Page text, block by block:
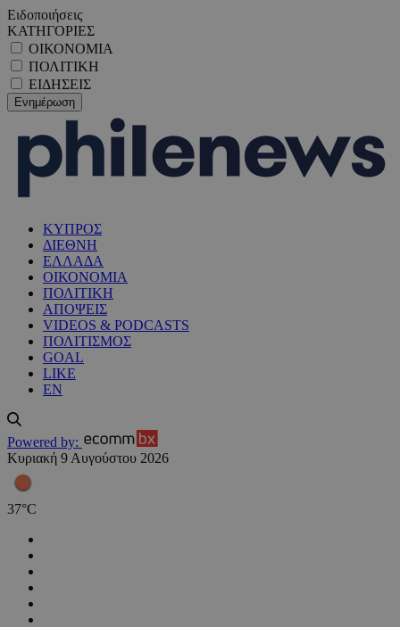
Ειδοποιήσεις
ΚΑΤΗΓΟΡΙΕΣ
ΟΙΚΟΝΟΜΙΑ
ΠΟΛΙΤΙΚΗ
ΕΙΔΗΣΕΙΣ
ΚΥΠΡΟΣ
ΔΙΕΘΝΗ
ΕΛΛΑΔΑ
ΟΙΚΟΝΟΜΙΑ
ΠΟΛΙΤΙΚΗ
ΑΠΟΨΕΙΣ
VIDEOS & PODCASTS
ΠΟΛΙΤΙΣΜΟΣ
GOAL
LIKE
EN
Powered by:
Κυριακή 9 Αυγούστου 2026
37°C